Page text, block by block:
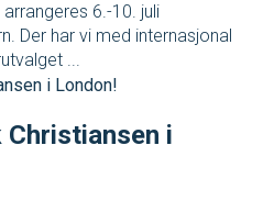
6.-10. juli
Der har vi med internasjonal
...
i